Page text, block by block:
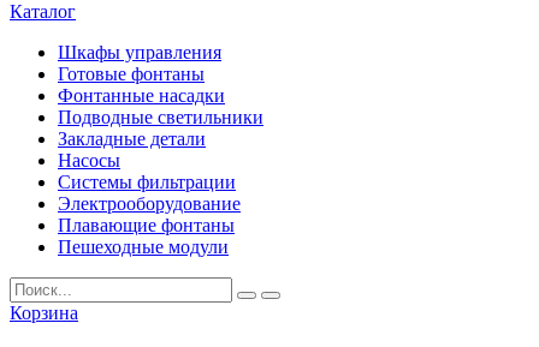
Каталог
Шкафы управления
Готовые фонтаны
Фонтанные насадки
Подводные светильники
Закладные детали
Насосы
Системы фильтрации
Электрооборудование
Плавающие фонтаны
Пешеходные модули
Корзина